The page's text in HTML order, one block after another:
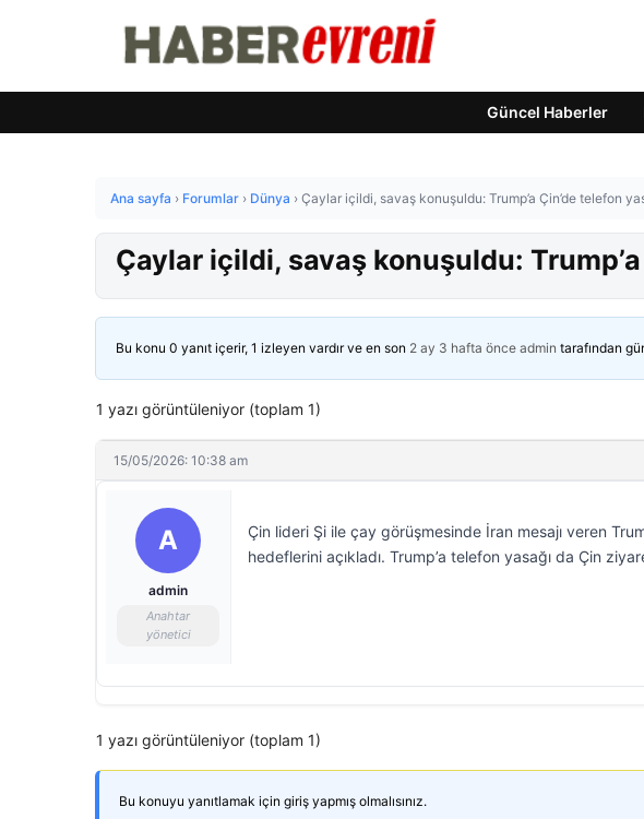
Güncel Haberler
Ana sayfa › Forumlar › Dünya › Çaylar içildi, savaş konuşuldu: Trump’a Çin’de telefon
Çaylar içildi, savaş konuşuldu:
Bu konu 0 yanıt içerir, 1 izleyen vardır ve en son 2 ay 3 hafta önce admin tarafından
1 yazı görüntüleniyor (toplam 1)
15/05/2026: 10:38 am
A
admin
Anahtar
yönetici
Çin lideri Şi ile çay görüşmesinde İran mesajı veren
hedeflerini açıkladı. Trump’a telefon yasağı da Çin
1 yazı görüntüleniyor (toplam 1)
Bu konuyu yanıtlamak için giriş yapmış olmalısınız.